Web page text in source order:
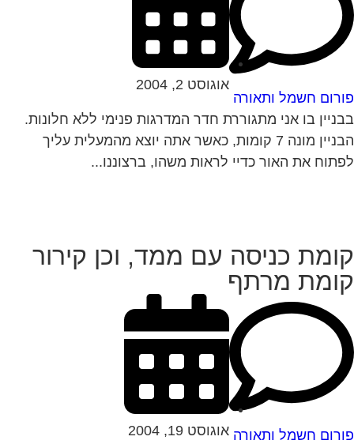
חשמל ותאורה
אוגוסט 2, 2004
בו אני מתגוררת חדר המדרגות פנימי ללא חלונות.
הבניין מונה 7 קומות, כאשר אתה יוצא מהמעלית עליך
את האור כדיי לראות משהו, ברצוננו...
כניסה עם ממד, וכן קירור
מרתף
חשמל ותאורה אוגוסט 19, 2004